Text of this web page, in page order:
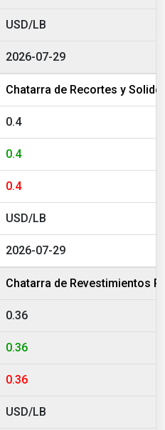
USD/LB
2026-07-29
Chatarra de Recortes y
0.4
0.4
0.4
USD/LB
2026-07-29
Chatarra de Revestimientos
0.36
0.36
0.36
USD/LB